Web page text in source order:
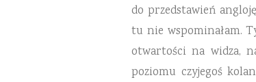
do przedstawień
tu nie wspominałam.
otwartości na widza,
poziomu czyjegoś